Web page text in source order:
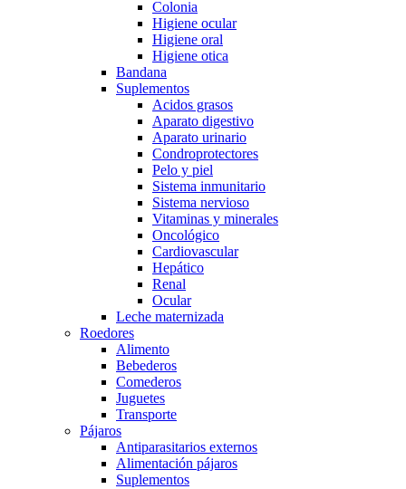
Colonia
Higiene ocular
Higiene oral
Higiene otica
Bandana
Suplementos
Acidos grasos
Aparato digestivo
Aparato urinario
Condroprotectores
Pelo y piel
Sistema inmunitario
Sistema nervioso
Vitaminas y minerales
Oncológico
Cardiovascular
Hepático
Renal
Ocular
Leche maternizada
Roedores
Alimento
Bebederos
Comederos
Juguetes
Transporte
Pájaros
Antiparasitarios externos
Alimentación pájaros
Suplementos